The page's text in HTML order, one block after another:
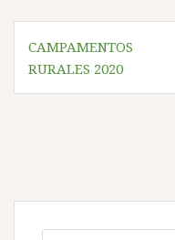
Navegación
de
entradas
CAMPAMENTOS
RURALES 2020